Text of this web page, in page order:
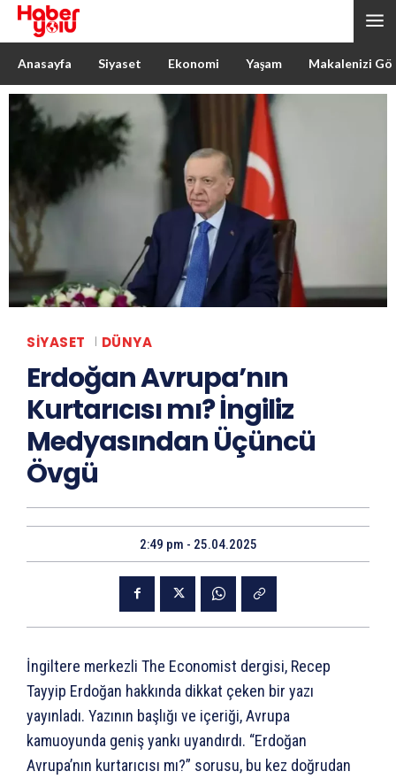
Anasayfa Siyaset Ekonomi Yaşam Makalenizi
SIYASET DÜNYA
Erdoğan Avrupa’nın
Kurtarıcısı mı? İngiliz
Medyasından Üçüncü
Övgü
2:49 pm - 25.04.2025
İngiltere merkezli The Economist dergisi, Recep
Tayyip Erdoğan hakkında dikkat çeken bir yazı
yayınladı. Yazının başlığı ve içeriği, Avrupa
kamuoyunda geniş yankı uyandırdı. “Erdoğan
Avrupa’nın kurtarıcısı mı?” sorusu, bu kez doğrudan